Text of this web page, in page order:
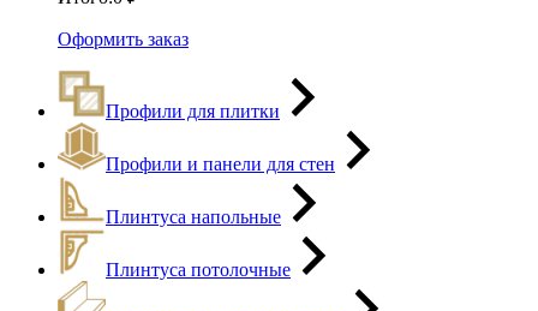
Оформить заказ
Профили для плитки
Профили и панели для стен
Плинтуса напольные
Плинтуса потолочные